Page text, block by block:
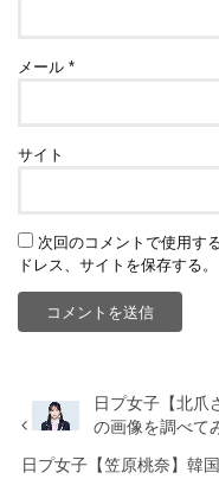
メール*
サイト
次回のコメントで使用す
ドレス、サイトを保存する。
日プ女子【北爪
の画像を調べて
日プ女子【笠原桃奈】韓